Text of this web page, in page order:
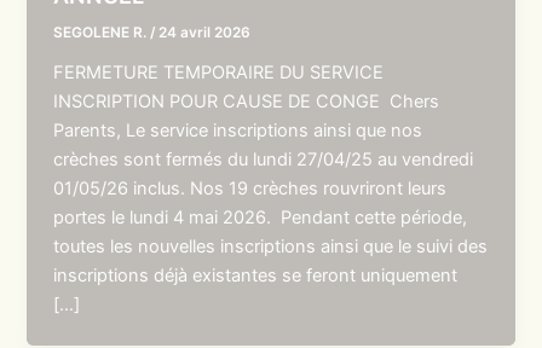
SEGOLENE R. / 24 avril 2026
FERMETURE TEMPORAIRE DU SERVICE
INSCRIPTION POUR CAUSE DE CONGE Chers
Parents, Le service inscriptions ainsi que nos
crèches sont fermés du lundi 27/04/25 au vendredi
01/05/26 inclus. Nos 19 crèches rouvriront leurs
portes le lundi 4 mai 2026. Pendant cette période,
toutes les nouvelles inscriptions ainsi que le suivi des
inscriptions déjà existantes se feront uniquement
[…]